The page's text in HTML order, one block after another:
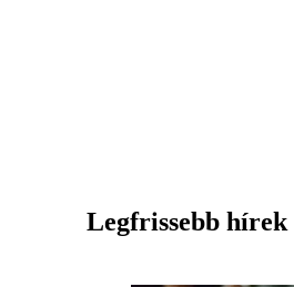
Legfrissebb hírek